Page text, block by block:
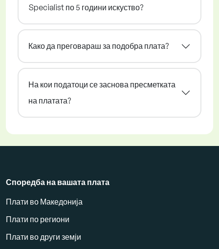
Specialist по 5 години искуство?
Како да преговараш за подобра плата?
На кои податоци се заснова пресметката
на платата?
Споредба на вашата плата
Плати во Македонија
Плати по региони
Плати во други земји